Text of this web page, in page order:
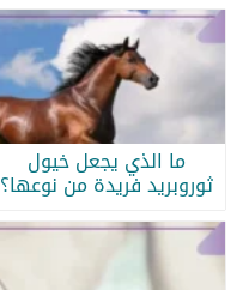
ما الذي يجعل خيول
ثوروبريد فريدة من نوعها؟